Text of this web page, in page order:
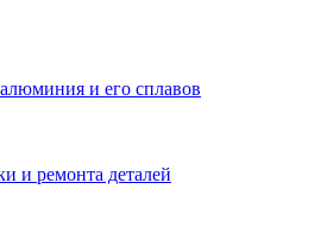
и его сплавов
и ремонта деталей